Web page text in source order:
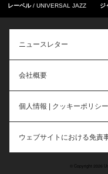
レーベル UNIVERSAL JAZZ ジ
ニュースレター
会社概要
個人情報 | クッキーポリシー
ウェブサイトにおける免責
© Copyright 2026